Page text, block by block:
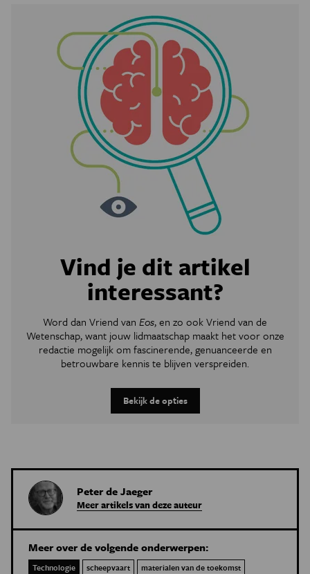
Vind je dit artikel
interessant?
Word dan Vriend van Eos, en zo ook Vriend van de
Wetenschap, want jouw lidmaatschap maakt het voor onze
redactie mogelijk omfascinerende, genuanceerde en
betrouwbare kennis te blijven verspreiden.
Bekijk de opties
Peter de Jaeger
Meer artikels van deze auteur
Meer over de volgende onderwerpen:
Technologie scheepvaart
materialen van de toekomst